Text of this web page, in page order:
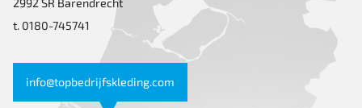
2992 SR Barendrecht
t. 0180-745741
info@topbedrijfskleding.com